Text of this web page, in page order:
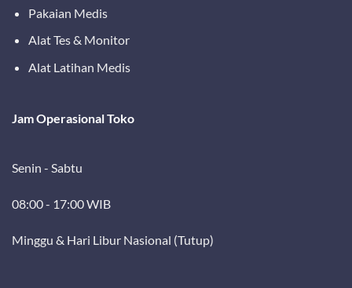
Pakaian Medis
Alat Tes & Monitor
Alat Latihan Medis
Jam Operasional Toko
Senin - Sabtu
08:00 - 17:00 WIB
Minggu & Hari Libur Nasional (Tutup)